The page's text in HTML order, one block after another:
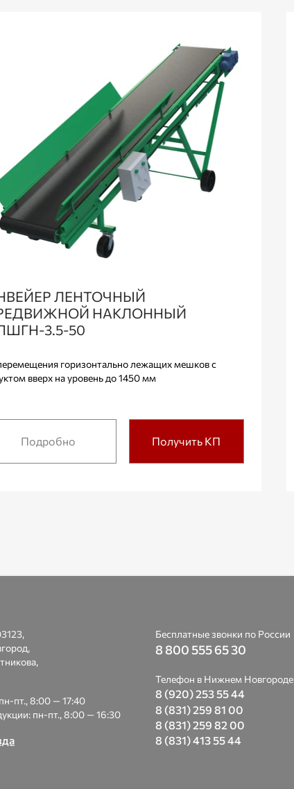
ЛЕНТОЧНЫЙ
НАКЛОННЫЙ
3.5-50
горизонтально лежащих мешков с
вверх на уровень до 1450 мм
Подробно Получить КП
пт., 8:00 — 17:40
пн-пт., 8:00 — 16:30
Бесплатные звонки по России
8 800 555 65 30
Телефон в Нижнем Новгороде
8 (920) 253 55 44
8 (831) 259 81 00
8 (831) 259 82 00
8 (831) 413 55 44